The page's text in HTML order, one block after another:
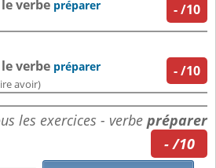
-/10
verbe préparer
-/10
verbe préparer
avoir)
les exercices - verbe préparer
- /10